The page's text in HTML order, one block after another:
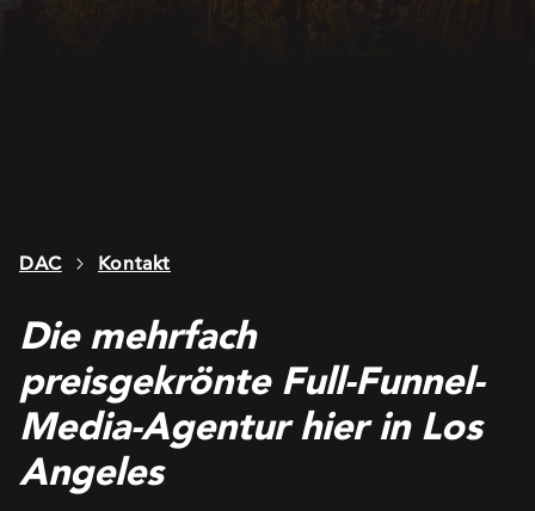
DAC Kontakt
Die mehrfach
preisgekrönte Full-Funnel-
Media-Agentur hier in Los
Angeles